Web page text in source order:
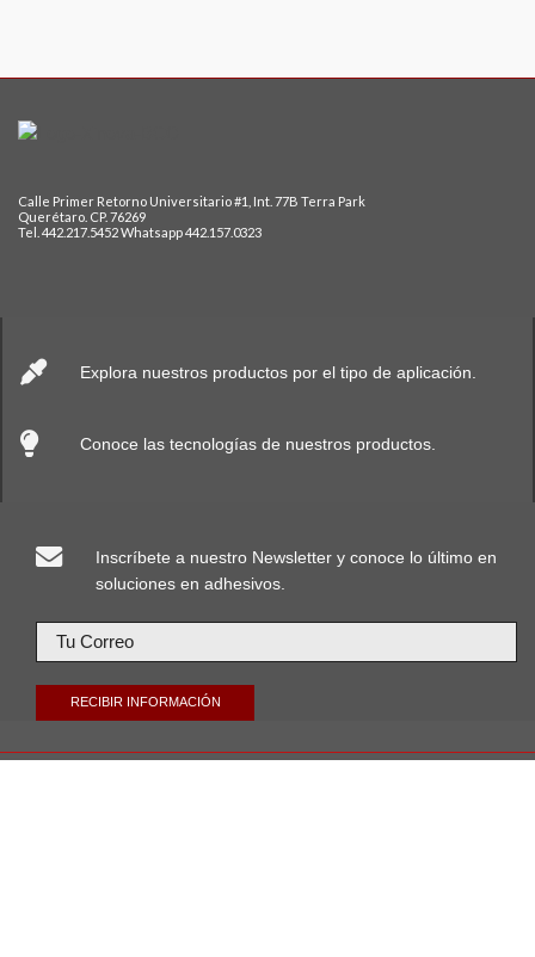
Calle Primer Retorno Universitario #1, Int. 77B Terra Park
Querétaro. CP. 76269
Tel. 442.217.5452 Whatsapp 442.157.0323
Explora nuestros productos por el tipo de aplicación.
Conoce las tecnologías de nuestros productos.
Inscríbete a nuestro Newsletter y conoce lo último en
soluciones en adhesivos.